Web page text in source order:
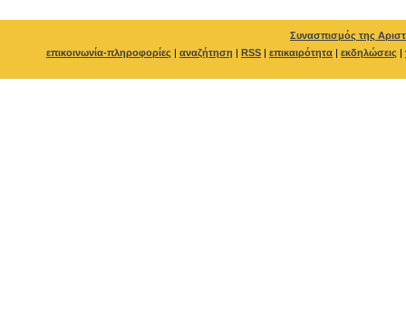
Συνασπισμός της
επικοινωνία-πληροφορίες | αναζήτηση | RSS | επικαιρότητα | εκδηλώσεις |